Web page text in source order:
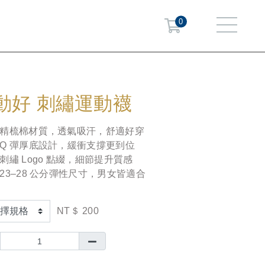
0
好 刺繡運動襪
精梳棉材質，透氣吸汗，舒適好穿
Q 彈厚底設計，緩衝支撐更到位
刺繡 Logo 點綴，細節提升質感
23–28 公分彈性尺寸，男女皆適合
NT＄ 200